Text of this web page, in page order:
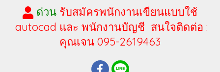
ด่วน รับสมัครพนักงานเขียนแบบใช้
autocad และ พนักงานบัญชี สนใจติดต่อ :
คุณเจน 095-2619463